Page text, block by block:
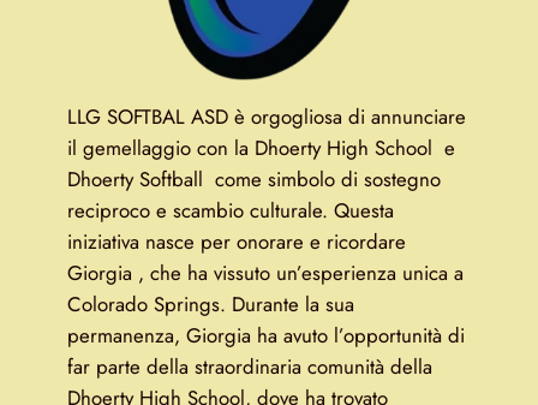
LLG SOFTBAL ASD è orgogliosa di annunciare
il gemellaggio con la Dhoerty High School e
Dhoerty Softball come simbolo di sostegno
reciproco e scambio culturale. Questa
iniziativa nasce per onorare e ricordare
Giorgia , che ha vissuto un’esperienza unica a
Colorado Springs. Durante la sua
permanenza, Giorgia ha avuto l’opportunità di
far parte della straordinaria comunità della
Dhoerty High School, dove ha trovato